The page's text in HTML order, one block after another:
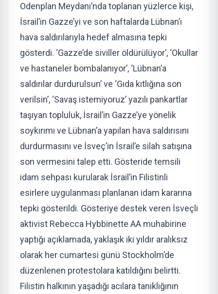
Odenplan Meydanı’nda toplanan yüzlerce kişi,
İsrail’in Gazze’yi ve son haftalarda Lübnan’ı
hava saldırılarıyla hedef almasına tepki
gösterdi. ‘Gazze’de siviller öldürülüyor’, ‘Okullar
ve hastaneler bombalanıyor’, ‘Lübnan’a
saldırılar durdurulsun’ ve ‘Gıda kıtlığına son
verilsin’, ‘Savaş istemiyoruz’ yazılı pankartlar
taşıyan topluluk, İsrail’in Gazze’ye yönelik
soykırımı ve Lübnan’a yapılan hava saldırısını
durdurmasını ve İsveç’in İsrail’e silah satışına
son vermesini talep etti. Gösteride temsili
idam sehpası kurularak İsrail’in Filistinli
esirlere uygulanması planlanan idam kararına
tepki gösterildi. Gösteriye destek veren İsveçli
aktivist Rebecca Hybbinette AA muhabirine
yaptığı açıklamada, yaklaşık iki yıldır aralıksız
olarak her cumartesi günü Stockholm’de
düzenlenen protestolara katıldığını belirtti.
Filistin halkının yaşadığı acılara tanıklığının